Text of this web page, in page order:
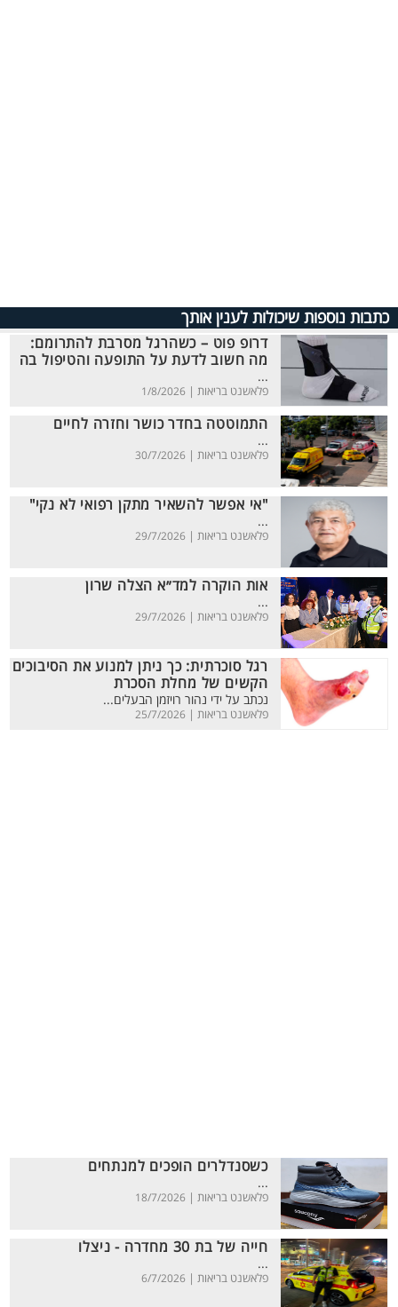
כתבות נוספות שיכולות לענין אותך
דרופ פוט – כשהרגל מסרבת להתרומם:
מה חשוב לדעת על התופעה והטיפול בה
...
פלאשנט בריאות | 1/8/2026
התמוטטה בחדר כושר וחזרה לחיים
...
פלאשנט בריאות | 30/7/2026
"אי אפשר להשאיר מתקן רפואי לא נקי"
...
פלאשנט בריאות | 29/7/2026
אות הוקרה למד״א הצלה שרון
...
פלאשנט בריאות | 29/7/2026
רגל סוכרתית: כך ניתן למנוע את הסיבוכים
הקשים של מחלת הסכרת
נכתב על ידי נהור רויזמן הבעלים...
פלאשנט בריאות | 25/7/2026
כשסנדלרים הופכים למנתחים
...
פלאשנט בריאות | 18/7/2026
חייה של בת 30 מחדרה - ניצלו
...
פלאשנט בריאות | 6/7/2026